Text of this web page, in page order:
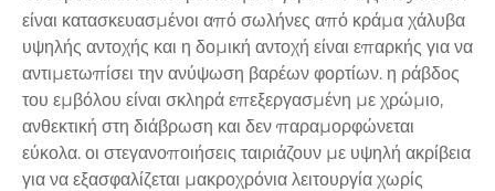
είναι κατασκευασμένοι από σωλήνες από κράμα χάλυβα
υψηλής αντοχής και η δομική αντοχή είναι επαρκής για να
αντιμετωπίσει την ανύψωση βαρέων φορτίων. η ράβδος
του εμβόλου είναι σκληρά επεξεργασμένη με χρώμιο,
ανθεκτική στη διάβρωση και δεν παραμορφώνεται
εύκολα. οι στεγανοποιήσεις ταιριάζουν με υψηλή ακρίβεια
για να εξασφαλίζεται μακροχρόνια λειτουργία χωρίς